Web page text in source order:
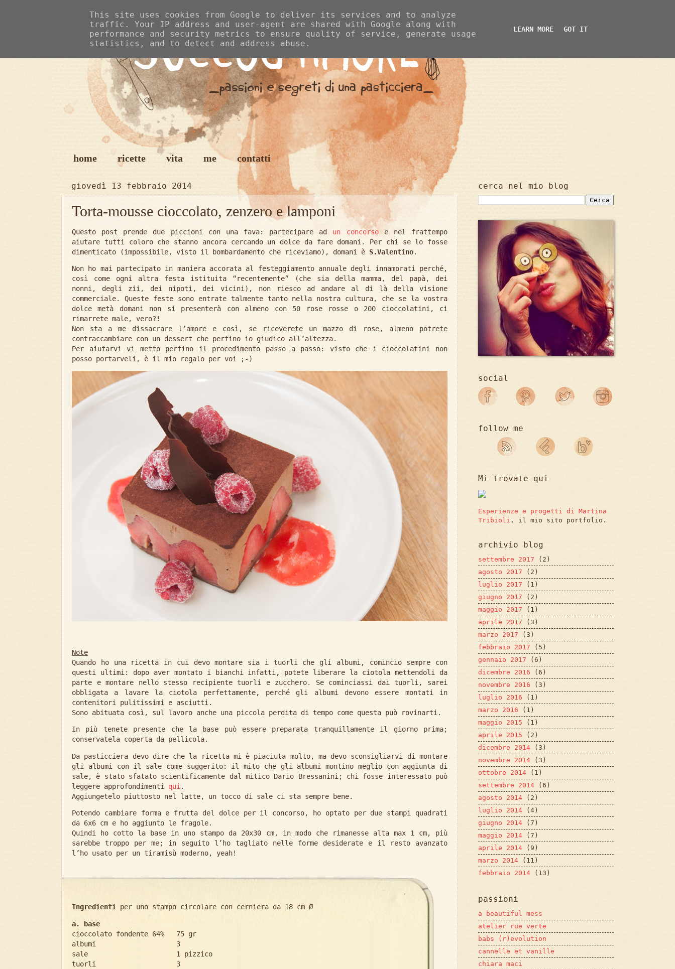
home ricette vita me contatti
giovedì 13 febbraio 2014
Torta-mousse cioccolato, zenzero e lamponi
Questo post prende due piccioni con una fava: partecipare ad un concorsoe nel frattempo
aiutare tutti coloro che stanno ancora cercando un dolce da fare domani. Per chi se lo fosse
dimenticato (impossibile, visto il bombardamento che riceviamo), domani è S.Valentino.
Non ho mai partecipato in maniera accorata al festeggiamento annuale degli innamorati perché,
così come ogni altra festa istituita “recentemente” (che sia della mamma, del papà, dei
nonni, degli zii, dei nipoti, dei vicini), non riesco ad andare al di là della visione
commerciale. Queste feste sono entrate talmente tanto nella nostra cultura, che se la vostra
dolce metà domani non si presenterà con almeno con 50 rose rosse o 200 cioccolatini, ci
rimarrete male, vero?!
Non sta a me dissacrare l’amore e così, se riceverete un mazzo di rose, almeno potrete
contraccambiare con un dessert che perfino io giudico all’altezza.
Per aiutarvi vi metto perfino il procedimento passo a passo: visto che i cioccolatini non
posso portarveli, è il mio regalo per voi ;-)
Note
Quando ho una ricetta in cui devo montare sia i tuorli che gli albumi, comincio sempre con
questi ultimi: dopo aver montato i bianchi infatti, potete liberare la ciotola mettendoli da
parte e montare nello stesso recipiente tuorli e zucchero. Se cominciassi dai tuorli, sarei
obbligata a lavare la ciotola perfettamente, perché gli albumi devono essere montati in
contenitori pulitissimi e asciutti.
Sono abituata così, sul lavoro anche una piccola perdita di tempo come questa può rovinarti.
In più tenete presente che la base può essere preparata tranquillamente il giorno prima;
conservatela coperta da pellicola.
Da pasticciera devo dire che la ricetta mi è piaciuta molto, ma devo sconsigliarvi di montare
gli albumi con il sale come suggerito: il mito che gli albumi montino meglio con aggiunta di
sale, è stato sfatato scientificamente dal mitico Dario Bressanini; chi fosse interessato può
leggere approfondimenti qui .
Aggiungetelo piuttosto nel latte, un tocco di sale ci sta sempre bene.
Potendo cambiare forma e frutta del dolce per il concorso, ho optato per due stampi quadrati
da 6x6 cm e ho aggiunto le fragole.
Quindi ho cotto la base in uno stampo da 20x30 cm, in modo che rimanesse alta max 1 cm, più
sarebbe troppo per me; in seguito l’ho tagliato nelle forme desiderate e il resto avanzato
l’ho usato per un tiramisù moderno, yeah!
Ingredienti per uno stampo circolare con cerniera da 18 cm Ø
a. base
cioccolato fondente 64% 75 gr
albumi 3
sale 1 pizzico
tuorli 3
cerca nel mio blog
social
follow me
Mi trovate qui
Esperienze e progetti di Martina
Tribioli , il mio sito portfolio.
archivio blog
settembre 2017 (2)
agosto 2017 (2)
luglio 2017 (1)
giugno 2017 (2)
maggio 2017 (1)
aprile 2017 (3)
marzo 2017 (3)
febbraio 2017 (5)
gennaio 2017 (6)
dicembre 2016 (6)
novembre 2016 (3)
luglio 2016 (1)
marzo 2016 (1)
maggio 2015 (1)
aprile 2015 (2)
dicembre 2014 (3)
novembre 2014 (3)
ottobre 2014 (1)
settembre 2014 (6)
agosto 2014 (2)
luglio 2014 (4)
giugno 2014 (7)
maggio 2014 (7)
aprile 2014 (9)
marzo 2014 (11)
febbraio 2014 (13)
passioni
a beautiful mess
atelier rue verte
babs (r)evolution
cannelle et vanille
chiara maci
This site uses cookies from Google to deliver its services and to analyze
traffic. Your IP address and user-agent are shared with Google along with
performance and security metrics to ensure quality of service, generate usage
statistics, and to detect and address abuse.
LEARN MORE GOT IT